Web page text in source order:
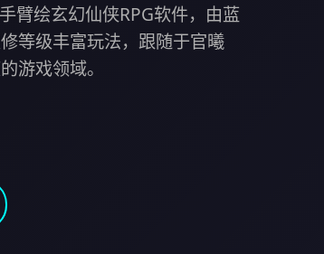
臂绘玄幻仙侠RPG软件，由蓝
等级丰富玩法，跟随于官曦
游戏领域。